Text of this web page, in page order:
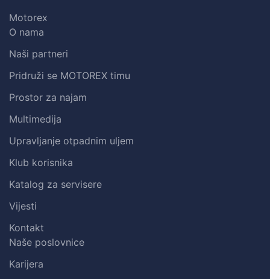
Motorex
O nama
Naši partneri
Pridruži se MOTOREX timu
Prostor za najam
Multimedija
Upravljanje otpadnim uljem
Klub korisnika
Katalog za servisere
Vijesti
Kontakt
Naše poslovnice
Karijera